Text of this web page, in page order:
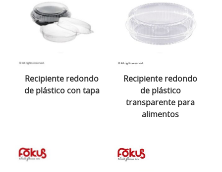
Recipiente redondo
de plástico con tapa
Recipiente redondo
de plástico
transparente para
alimentos